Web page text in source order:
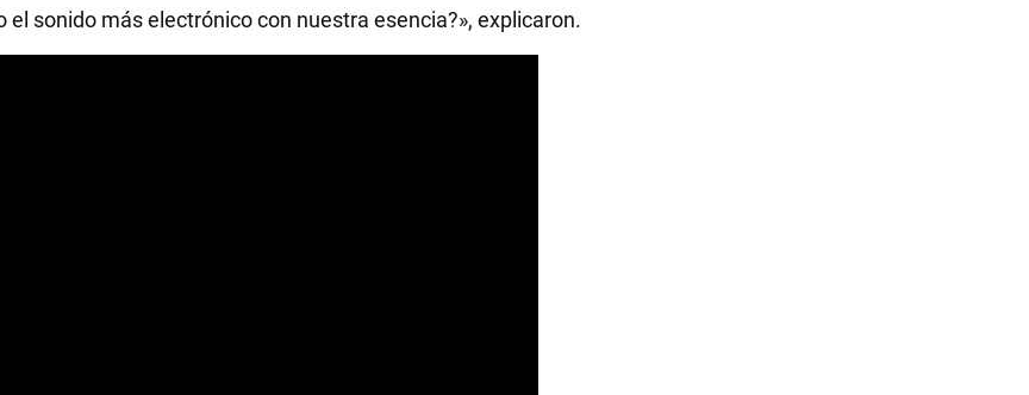
sonido más electrónico con nuestra esencia?», explicaron.